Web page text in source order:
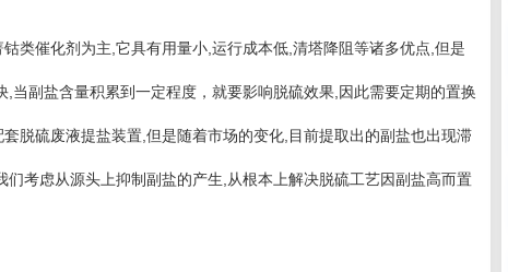
催化剂为主,它具有用量小,运行成本低,清塔降阻等诸多优点,但是
当副盐含量积累到一定程度，就要影响脱硫效果,因此需要定期的置换
脱硫废液提盐装置,但是随着市场的变化,目前提取出的副盐也出现滞
考虑从源头上抑制副盐的产生,从根本上解决脱硫工艺因副盐高而置